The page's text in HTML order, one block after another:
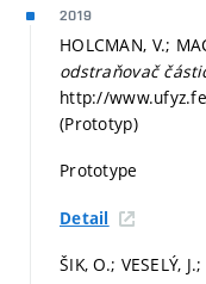
2019
HOLCMAN, V.;
odstraňovač
http://
(Prototyp)
Prototype
Detail
ŠIK, O.; VESELÝ,